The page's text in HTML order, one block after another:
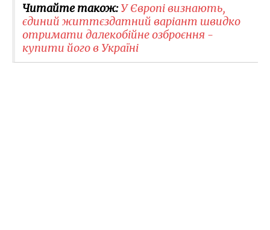
Читайте також:У Європі визнають,
єдиний життєздатний варіант швидко
отримати далекобійне озброєння -
купити його в Україні